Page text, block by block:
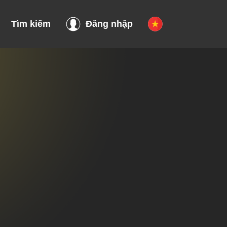
Tìm kiếm Đăng nhập